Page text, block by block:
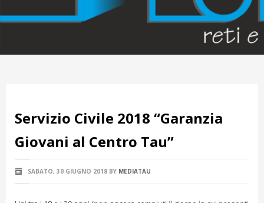
Servizio Civile 2018 “Garanzia
Giovani al Centro Tau”
SABATO, 30 GIUGNO 2018 BY MEDIATAU